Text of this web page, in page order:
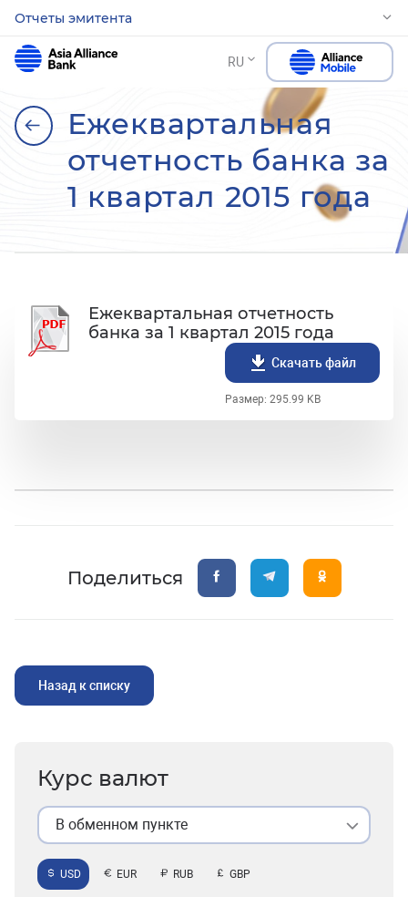
Отчеты эмитента
RU
Ежеквартальная
отчетность банка за
1 квартал 2015 года
Ежеквартальная отчетность
банка за 1 квартал 2015 года
Скачать файл
Размер: 295.99 KB
Поделиться
Назад к списку
Курс валют
В обменном пункте
USD EUR RUB GBP